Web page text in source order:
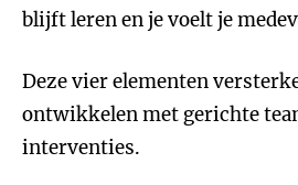
blijft leren en je voelt je
Deze vier elementen
ontwikkelen met gerichte
interventies.